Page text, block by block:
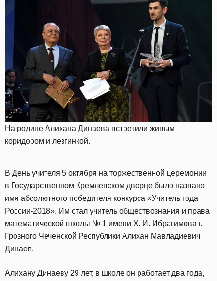
На родине Алихана Динаева встретили живым
коридором и лезгинкой.
В День учителя 5 октября на торжественной церемонии
в Государственном Кремлевском дворце было названо
имя абсолютного победителя конкурса «Учитель года
России-2018». Им стал учитель обществознания и права
математической школы № 1 имени Х. И. Ибрагимова г.
Грозного Чеченской Республики Алихан Мавладиевич
Динаев.
Алихану Динаеву 29 лет, в школе он работает два года,